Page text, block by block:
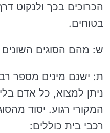
הכרוכים בכך ולנקוט
בטוחים.
ש: מהם הסוגים
ת: ישנם מינים מספר
ניתן למצוא, כל אדם
המקורי רגוע. יסוד
רכבי בית כוללים: